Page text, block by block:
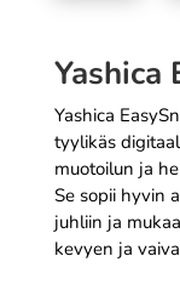
Yashica
Yashica
tyylikäs
muotoilun ja
Se sopii hyvin
juhliin ja
kevyen ja